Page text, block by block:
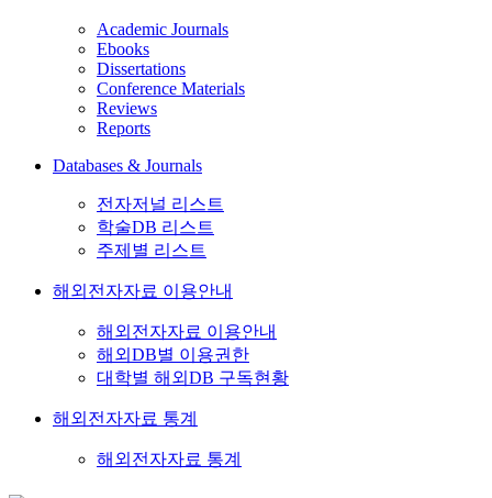
Academic Journals
Ebooks
Dissertations
Conference Materials
Reviews
Reports
Databases & Journals
전자저널 리스트
학술DB 리스트
주제별 리스트
해외전자자료 이용안내
해외전자자료 이용안내
해외DB별 이용권한
대학별 해외DB 구독현황
해외전자자료 통계
해외전자자료 통계